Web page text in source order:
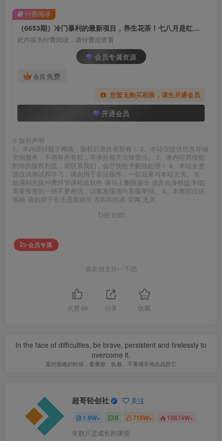
（6653期）冷门暴利的最新项目，养生花茶！七八月是红利期
此内容为付费阅读，请付费后查看
会员专属资源
会员 免费
您暂无购买权限，请先开通会员
开通会员
付费阅读
© 版权声明
1、本内容转载于网络，版权归原作者所有！ 2、本站仅提供信息存储
空间服务，不拥有所有权，不承担相关法律责任。 3、本内容若侵犯
到你的版权利益，请联系我们，会尽快给予删除处理！ 4、本站全资
源仅供测试和学习，请勿用于非法操作，一切后果与本站无关。 5、
如遇到充值付费环节课程或软件 请马上删除退出 涉及自身权益/利益
需要投资的一律不要相信，访客发现请向客服举报。 6、本教程仅供
揭秘 请勿用于非法违规操作 否则和作者 官网 无关
THE END
会员专属
喜欢就支持一下吧
点赞 69 分享 收藏
In the face of difficulties, be brave, persistent and tirelessly to
overcome it.
面对困难的时候，要勇敢、执着、不畏艰辛地去战胜它
超哥轻创社 关注
1.9W+ 0 715W+ 10874W+
失败只是成长的课堂